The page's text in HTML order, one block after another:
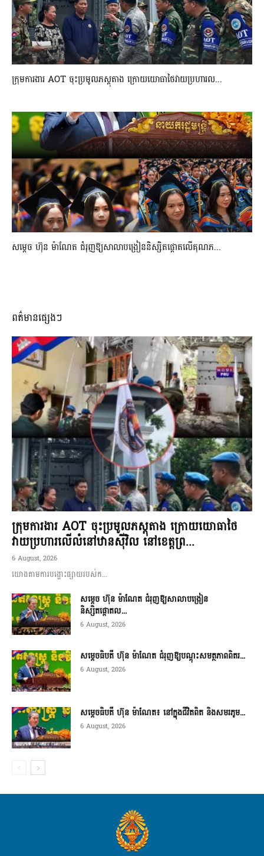
ក្រុមការងារ AOT ចុះប្រមូលភស្តុតាង ក្រោយយោធាថៃវាយប្រហារល...
សម្តេច ហ៊ុន ម៉ាណែត ជំរុញឱ្យសាលាបង្រៀននិស្សិតផ្តោតលើគុណភ...
ពត៌មានផ្សេងៗ
ក្រុមការងារ AOT ចុះប្រមូលភស្តុតាង ក្រោយយោធាថៃ
វាយប្រហារលើលំនៅឋានស៊ីវិល នៅខេត្តព្រ...
6 August, 2026
យោងតាមការបង្ហោះផ្សាយរបស់ក...
សម្តេច ហ៊ុន ម៉ាណែត ជំរុញឱ្យសាលាបង្រៀន
និស្សិតផ្តោតល...
6 August, 2026
សម្តេចធិបតី ហ៊ុន ម៉ាណែត ជំរុញឱ្យបណ្តុះសមត្ថភាពពិតរ...
6 August, 2026
សម្តេចធិបតី ហ៊ុន ម៉ាណែត៖ នៅក្នុងជីវិតពិត និងសមរភូម...
6 August, 2026